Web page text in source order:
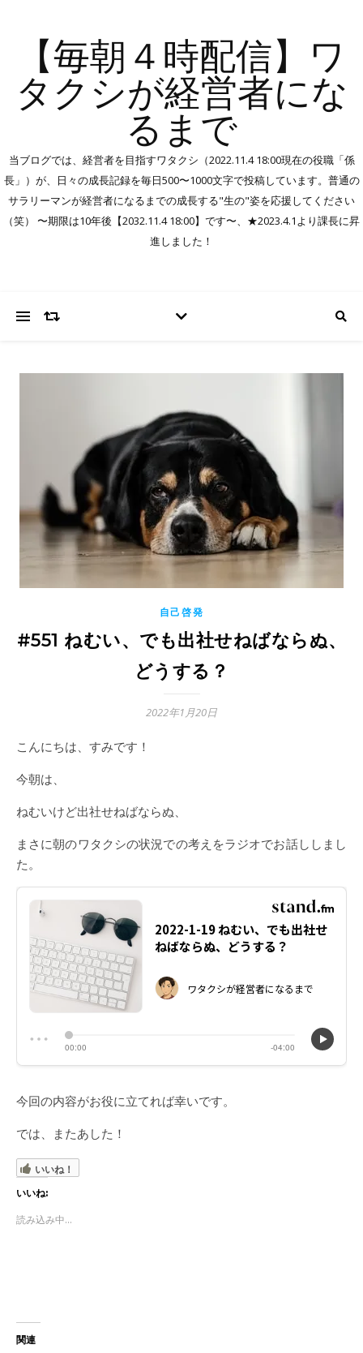
【毎朝４時配信】ワ
タクシが経営者にな
るまで
当ブログでは、経営者を目指すワタクシ（2022.11.4 18:00現在の役職「係
長」）が、日々の成長記録を毎日500〜1000文字で投稿しています。普通の
サラリーマンが経営者になるまでの成長する"生の"姿を応援してください
（笑） 〜期限は10年後【2032.11.4 18:00】です〜、★2023.4.1より課長に昇
進しました！
自己啓発
#551 ねむい、でも出社せねばならぬ、
どうする？
2022年1月20日
こんにちは、すみです！
今朝は、
ねむいけど出社せねばならぬ、
まさに朝のワタクシの状況での考えをラジオでお話ししまし
た。
今回の内容がお役に立てれば幸いです。
では、またあした！
いいね！
いいね:
読み込み中...
関連